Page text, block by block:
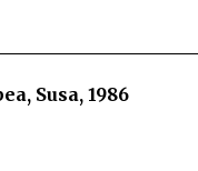
Susa, 1986